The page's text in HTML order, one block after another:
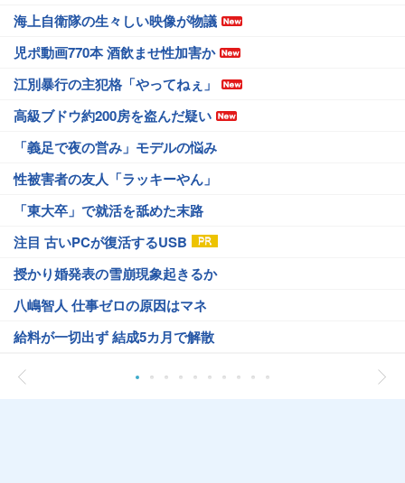
海上自衛隊の生々しい映像が物議
児ポ動画770本 酒飲ませ性加害か
江別暴行の主犯格「やってねぇ」
高級ブドウ約200房を盗んだ疑い
「義足で夜の営み」モデルの悩み
性被害者の友人「ラッキーやん」
「東大卒」で就活を舐めた末路
注目 古いPCが復活するUSB
授かり婚発表の雪崩現象起きるか
八嶋智人 仕事ゼロの原因はマネ
給料が一切出ず 結成5カ月で解散